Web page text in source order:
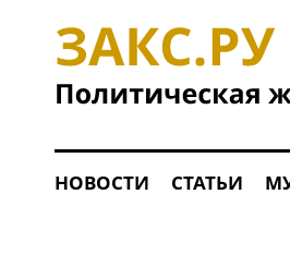
НОВОСТИ СТАТЬИ